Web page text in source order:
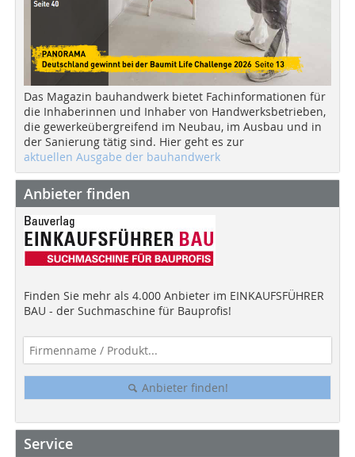
Das Magazin bauhandwerk bietet Fachinformationen für
die Inhaberinnen und Inhaber von Handwerksbetrieben,
die gewerkeübergreifend im Neubau, im Ausbau und in
der Sanierung tätig sind. Hier geht es zur
aktuellen Ausgabe der bauhandwerk
Anbieter finden
Finden Sie mehr als 4.000 Anbieter im EINKAUFSFÜHRER
BAU - der Suchmaschine für Bauprofis!
Anbieter finden!
Service